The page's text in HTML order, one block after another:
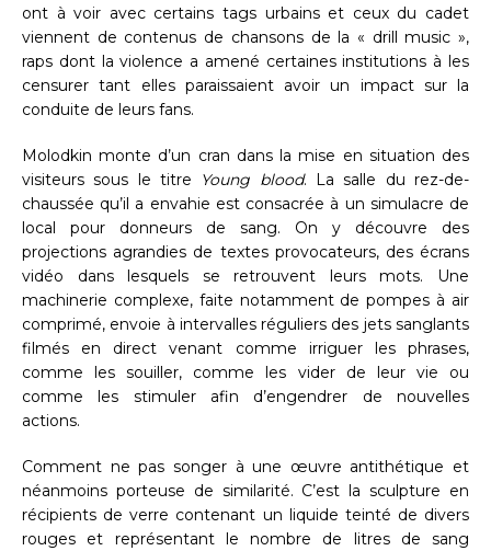
ont à voir avec certains tags urbains et ceux du cadet
viennent de contenus de chansons de la « drill music »,
raps dont la violence a amené certaines institutions à les
censurer tant elles paraissaient avoir un impact sur la
conduite de leurs fans.
Molodkin monte d’un cran dans la mise en situation des
visiteurs sous le titre Young blood. La salle du rez-de-
chaussée qu’il a envahie est consacrée à un simulacre de
local pour donneurs de sang. On y découvre des
projections agrandies de textes provocateurs, des écrans
vidéo dans lesquels se retrouvent leurs mots. Une
machinerie complexe, faite notamment de pompes à air
comprimé, envoie à intervalles réguliers des jets sanglants
filmés en direct venant comme irriguer les phrases,
comme les souiller, comme les vider de leur vie ou
comme les stimuler afin d’engendrer de nouvelles
actions.
Comment ne pas songer à une œuvre antithétique et
néanmoins porteuse de similarité. C’est la sculpture en
récipients de verre contenant un liquide teinté de divers
rouges et représentant le nombre de litres de sang